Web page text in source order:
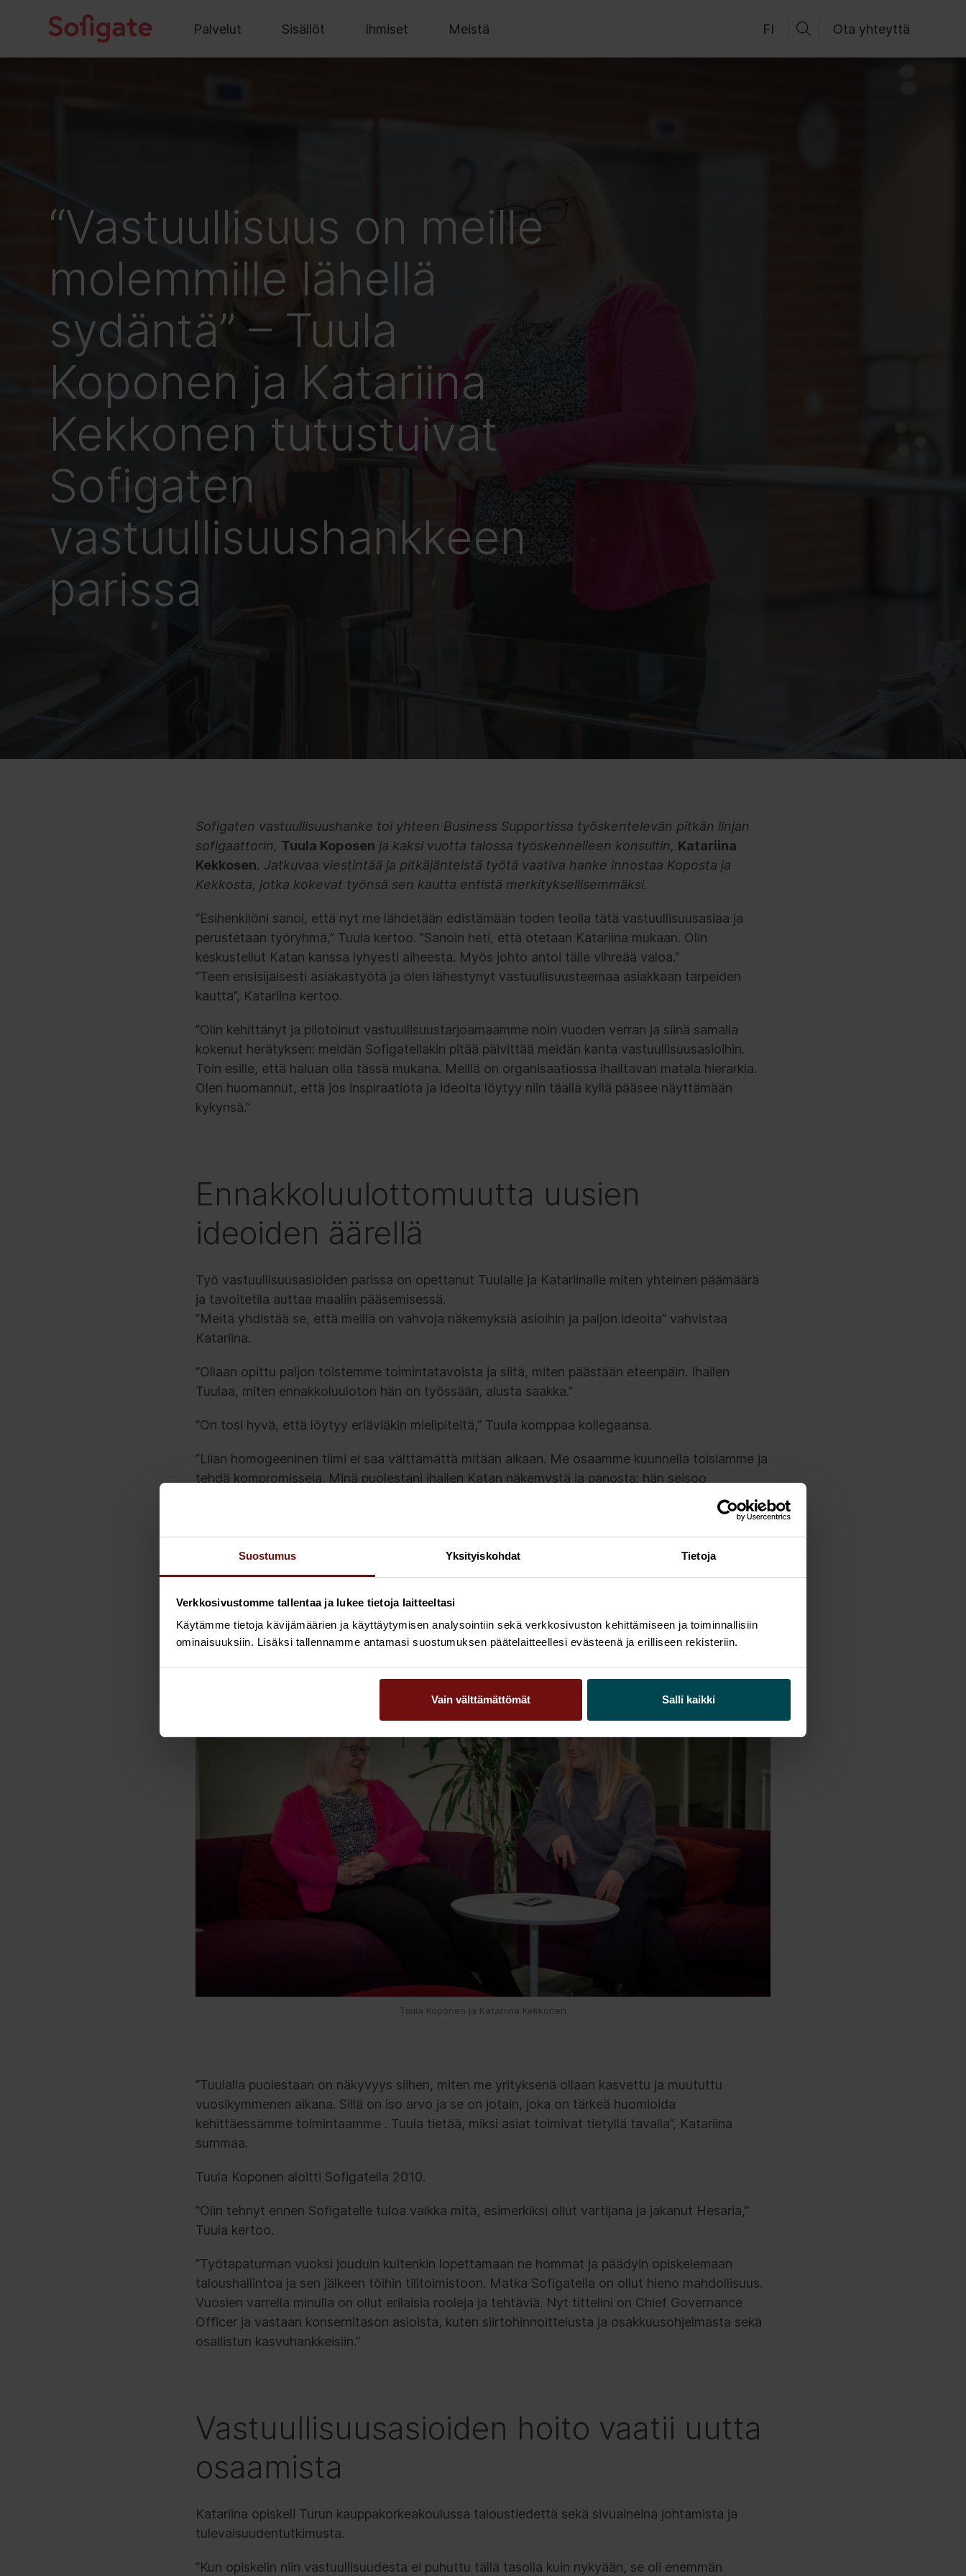
Suostumus Yksityiskohdat Tietoja
Verkkosivustomme tallentaa ja lukee tietoja laitteeltasi
Käytämme tietoja kävijämäärien ja käyttäytymisen analysointiin sekä verkkosivuston kehittämiseen ja toiminnallisiin
ominaisuuksiin. Lisäksi tallennamme antamasi suostumuksen päätelaitteellesi evästeenä ja erilliseen rekisteriin.
Vain välttämättömät Salli kaikki
sisältöön
Päävalikko
Palvelut Sisällöt Ihmiset Meistä FI Ota yhteyttä
“Vastuullisuus on meille
molemmille lähellä
sydäntä” – Tuula
Koponen ja Katariina
Kekkonen tutustuivat
Sofigaten
vastuullisuushankkeen
parissa
Sofigaten vastuullisuushanke toi yhteen Business Supportissa työskentelevän pitkän linjan
sofigaattorin, Tuula Koposen ja kaksi vuotta talossa työskennelleen konsultin, Katariina
Kekkosen. Jatkuvaa viestintää ja pitkäjänteistä työtä vaativa hanke innostaa Koposta ja
Kekkosta, jotka kokevat työnsä sen kautta entistä merkityksellisemmäksi.
”Esihenkilöni sanoi, että nyt me lähdetään edistämään toden teolla tätä vastuullisuusasiaa ja
perustetaan työryhmä,” Tuula kertoo. ”Sanoin heti, että otetaan Katariina mukaan. Olin
keskustellut Katan kanssa lyhyesti aiheesta. Myös johto antoi tälle vihreää valoa.”
”Teen ensisijaisesti asiakastyötä ja olen lähestynyt vastuullisuusteemaa asiakkaan tarpeiden
kautta”, Katariina kertoo.
”Olin kehittänyt ja pilotoinut vastuullisuustarjoamaamme noin vuoden verran ja siinä samalla
kokenut herätyksen: meidän Sofigatellakin pitää päivittää meidän kanta vastuullisuusasioihin.
Toin esille, että haluan olla tässä mukana. Meillä on organisaatiossa ihailtavan matala hierarkia.
Olen huomannut, että jos inspiraatiota ja ideoita löytyy niin täällä kyllä pääsee näyttämään
kykynsä.”
Ennakkoluulottomuutta uusien
ideoiden äärellä
Työ vastuullisuusasioiden parissa on opettanut Tuulalle ja Katariinalle miten yhteinen päämäärä
ja tavoitetila auttaa maaliin pääsemisessä.
”Meitä yhdistää se, että meillä on vahvoja näkemyksiä asioihin ja paljon ideoita” vahvistaa
Katariina.
”Ollaan opittu paljon toistemme toimintatavoista ja siitä, miten päästään eteenpäin. Ihailen
Tuulaa, miten ennakkoluuloton hän on työssään, alusta saakka.”
”On tosi hyvä, että löytyy eriäviäkin mielipiteitä,” Tuula komppaa kollegaansa.
”Liian homogeeninen tiimi ei saa välttämättä mitään aikaan. Me osaamme kuunnella toisiamme ja
tehdä kompromisseja. Minä puolestani ihailen Katan näkemystä ja panosta: hän seisoo
mielipiteidensä takana. Katalla on myös aivan voittamaton yhdistelmä vastuullisuusasioiden
parissa tarvittavia tietoja ja taitoja: substanssiosaamista, ymmärrystä siitä mitä vastuullisuus
merkitsee lakien ja asetusten näkökulmasta sekä vielä näkökulma liiketoimintaan ja
asiakastyöhön. Lisäksi hän tuo kuvaan työntekijän äänen: eli mitä ne konsultit pähkäilee.
Unohtamatta teknistä osaamista.”
Tuula Koponen ja Katariina Kekkonen
”Tuulalla puolestaan on näkyvyys siihen, miten me yrityksenä ollaan kasvettu ja muututtu
vuosikymmenen aikana. Sillä on iso arvo ja se on jotain, joka on tärkeä huomioida
kehittäessämme toimintaamme . Tuula tietää, miksi asiat toimivat tietyllä tavalla”, Katariina
summaa.
Tuula Koponen aloitti Sofigatella 2010.
”Olin tehnyt ennen Sofigatelle tuloa vaikka mitä, esimerkiksi ollut vartijana ja jakanut Hesaria,”
Tuula kertoo.
”Työtapaturman vuoksi jouduin kuitenkin lopettamaan ne hommat ja päädyin opiskelemaan
taloushallintoa ja sen jälkeen töihin tilitoimistoon. Matka Sofigatella on ollut hieno mahdollisuus.
Vuosien varrella minulla on ollut erilaisia rooleja ja tehtäviä. Nyt tittelini on Chief Governance
Officer ja vastaan konsernitason asioista, kuten siirtohinnoittelusta ja osakkuusohjelmasta sekä
osallistun kasvuhankkeisiin.”
Vastuullisuusasioiden hoito vaatii uutta
osaamista
Katariina opiskeli Turun kauppakorkeakoulussa taloustiedettä sekä sivuaineina johtamista ja
tulevaisuudentutkimusta.
”Kun opiskelin niin vastuullisuudesta ei puhuttu tällä tasolla kuin nykyään, se oli enemmän